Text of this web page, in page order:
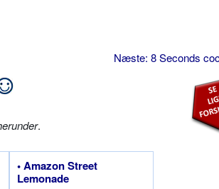
Næste: 8 Seconds
.
• Amazon Street
Lemonade